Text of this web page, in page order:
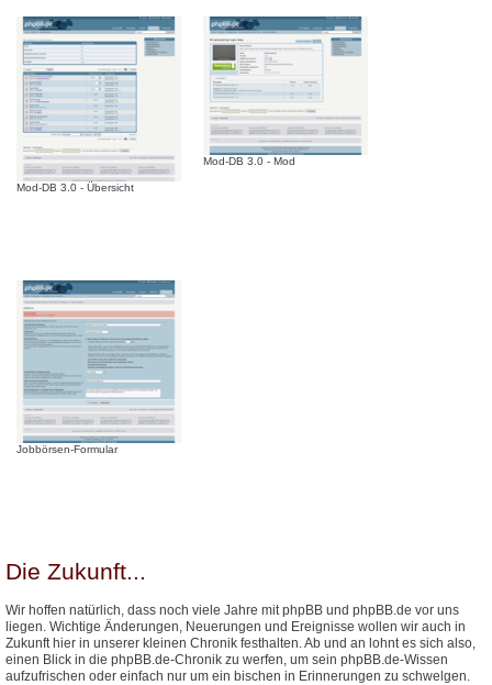
Mod-DB 3.0 - Übersicht
Mod-DB 3.0 - Mod
Jobbörsen-Formular
Die Zukunft...
Wir hoffen natürlich, dass noch viele Jahre mit phpBB und phpBB.de vor uns
liegen. Wichtige Änderungen, Neuerungen und Ereignisse wollen wir auch in
Zukunft hier in unserer kleinen Chronik festhalten. Ab und an lohnt es sich also,
einen Blick in die phpBB.de-Chronik zu werfen, um sein phpBB.de-Wissen
aufzufrischen oder einfach nur um ein bischen in Erinnerungen zu schwelgen.